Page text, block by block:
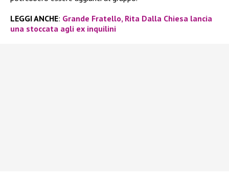
LEGGI ANCHE: Grande Fratello, Rita Dalla Chiesa lancia
una stoccata agli ex inquilini